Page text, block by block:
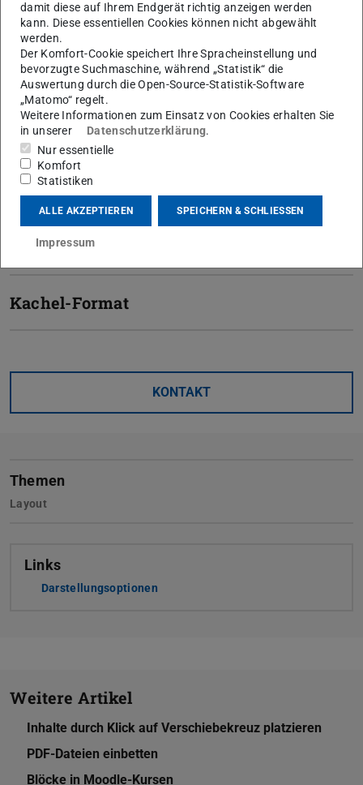
Kurses entsprechend konfigurieren können.
Themenformat
Wochenformat
Tab-Format
Grid-Format
Kachel-Format
KONTAKT
Themen
Layout
Links
Darstellungsoptionen
Weitere Artikel
Inhalte durch Klick auf Verschiebekreuz platzieren
PDF-Dateien einbetten
Blöcke in Moodle-Kursen
damit diese auf Ihrem Endgerät richtig anzeigen werden
kann. Diese essentiellen Cookies können nicht abgewählt
werden.
Der Komfort-Cookie speichert Ihre Spracheinstellung und
bevorzugte Suchmaschine, während „Statistik“ die
Auswertung durch die Open-Source-Statistik-Software
„Matomo“ regelt.
Weitere Informationen zum Einsatz von Cookies erhalten Sie
in unserer
Datenschutzerklärung.
Nur essentielle
Komfort
Statistiken
ALLE AKZEPTIEREN SPEICHERN & SCHLIESSEN
Impressum